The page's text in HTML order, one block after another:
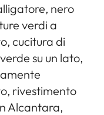
nero
verdi a
cucitura di
su un lato,
rivestimento
Alcantara,